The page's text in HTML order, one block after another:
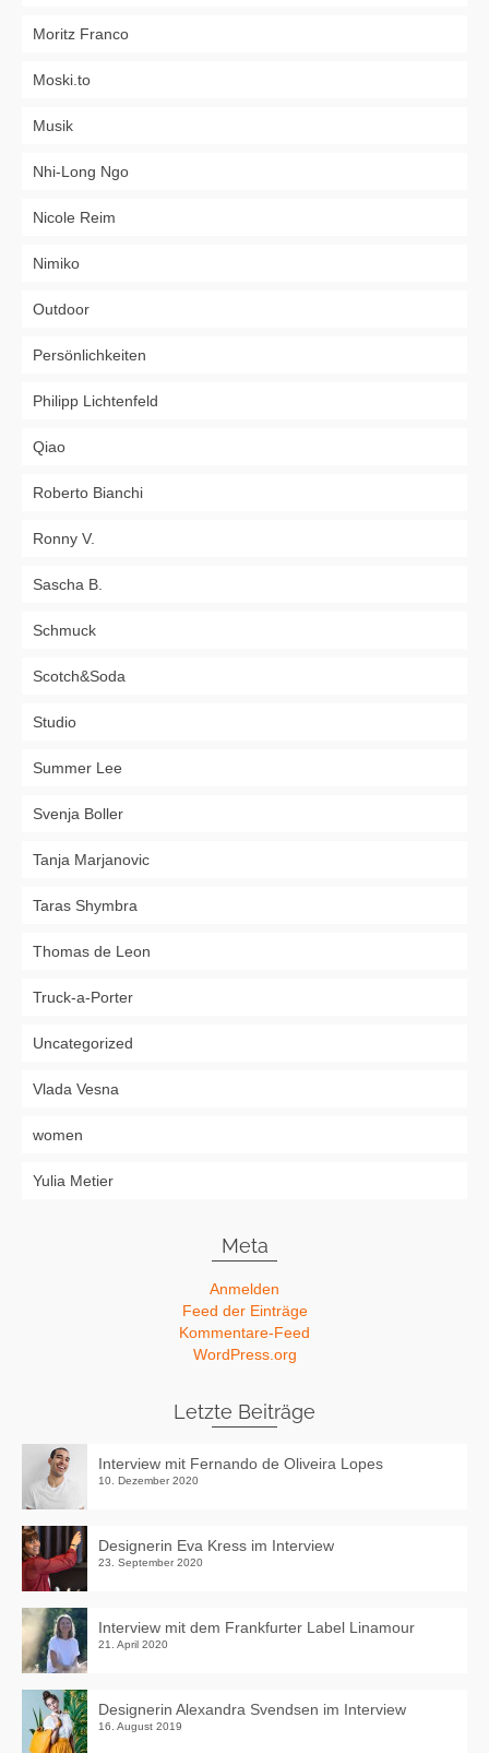
Moritz Franco
Moski.to
Musik
Nhi-Long Ngo
Nicole Reim
Nimiko
Outdoor
Persönlichkeiten
Philipp Lichtenfeld
Qiao
Roberto Bianchi
Ronny V.
Sascha B.
Schmuck
Scotch&Soda
Studio
Summer Lee
Svenja Boller
Tanja Marjanovic
Taras Shymbra
Thomas de Leon
Truck-a-Porter
Uncategorized
Vlada Vesna
women
Yulia Metier
Meta
Anmelden
Feed der Einträge
Kommentare-Feed
WordPress.org
Letzte Beiträge
Interview mit Fernando de Oliveira Lopes
10. Dezember 2020
Designerin Eva Kress im Interview
23. September 2020
Interview mit dem Frankfurter Label Linamour
21. April 2020
Designerin Alexandra Svendsen im Interview
16. August 2019